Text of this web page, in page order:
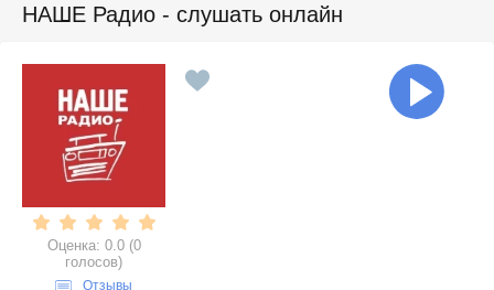
НАШЕ Радио - слушать онлайн
Оценка: 0.0 (0
голосов)
Отзывы